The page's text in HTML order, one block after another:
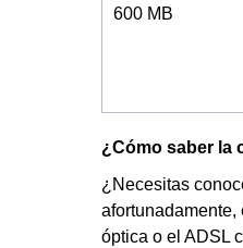
600 MB
¿Cómo saber la
¿Necesitas
óptica o el ADSL